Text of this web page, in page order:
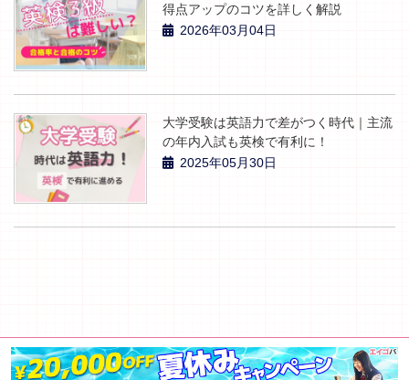
得点アップのコツを詳しく解説
2026年03月04日
大学受験は英語力で差がつく時代｜主流
の年内入試も英検で有利に！
2025年05月30日